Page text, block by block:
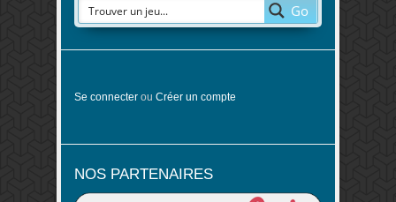
Go
Se connecter ou Créer un compte
NOS PARTENAIRES